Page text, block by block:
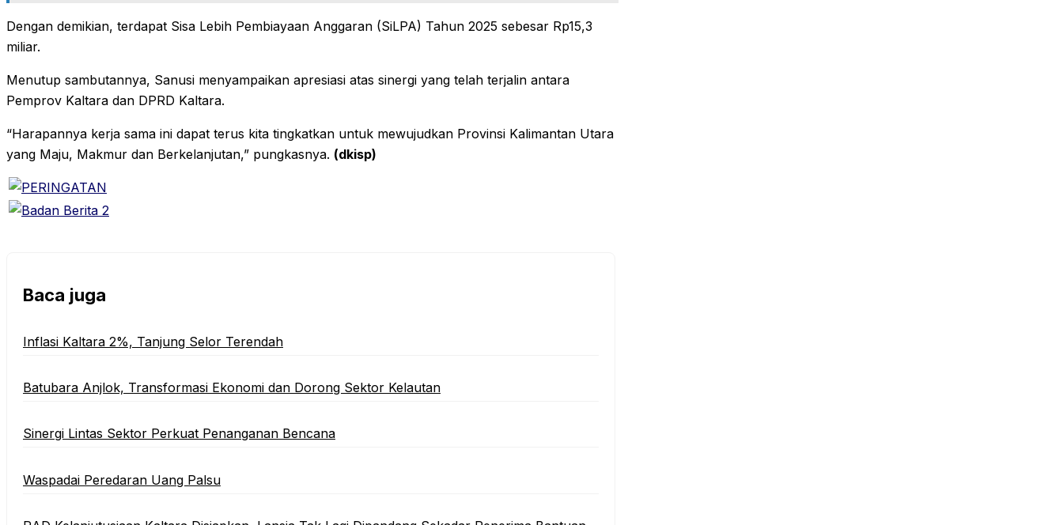
Dengan demikian, terdapat Sisa Lebih Pembiayaan Anggaran (SiLPA) Tahun 2025 sebesar Rp15,3
miliar.
Menutup sambutannya, Sanusi menyampaikan apresiasi atas sinergi yang telah terjalin antara
Pemprov Kaltara dan DPRD Kaltara.
“Harapannya kerja sama ini dapat terus kita tingkatkan untuk mewujudkan Provinsi Kalimantan Utara
yang Maju, Makmur dan Berkelanjutan,” pungkasnya. (dkisp)
Baca juga
Inflasi Kaltara 2%, Tanjung Selor Terendah
Batubara Anjlok, Transformasi Ekonomi dan Dorong Sektor Kelautan
Sinergi Lintas Sektor Perkuat Penanganan Bencana
Waspadai Peredaran Uang Palsu